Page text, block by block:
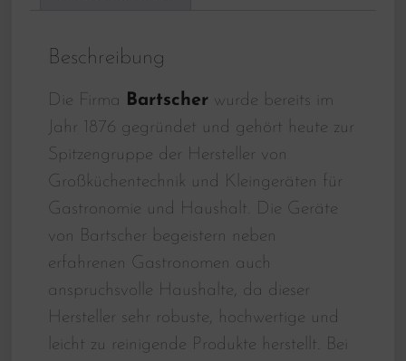
Beschreibung
Die Firma Bartscher wurde bereits im
Jahr 1876 gegründet und gehört heute zur
Spitzengruppe der Hersteller von
Großküchentechnik und Kleingeräten für
Gastronomie und Haushalt. Die Geräte
von Bartscher begeistern neben
erfahrenen Gastronomen auch
anspruchsvolle Haushalte, da dieser
Hersteller sehr robuste, hochwertige und
leicht zu reinigende Produkte herstellt. Bei